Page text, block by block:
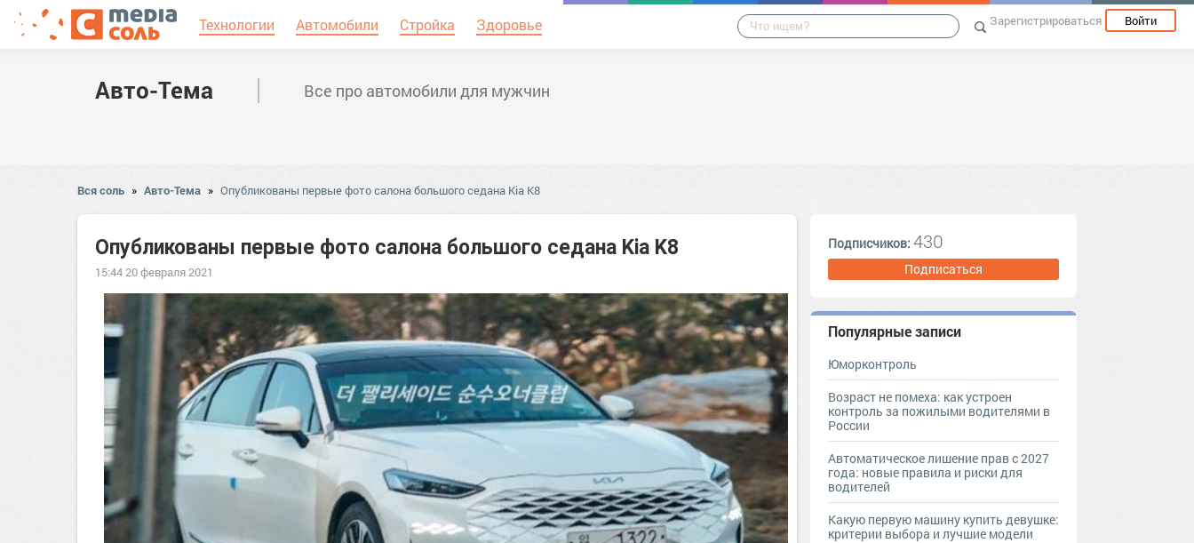
Технологии Автомобили Стройка Здоровье Зарегистрироваться Войти
Авто-Тема Все про автомобили для мужчин
Вся соль » Авто-Тема » Опубликованы первые фото салона большого седана Kia K8
Опубликованы первые фото салона большого седана Kia K8
15:44 20 февраля 2021
Подписчиков: 430
Подписаться
Популярные записи
Юморконтроль
Возраст не помеха: как устроен
контроль за пожилыми водителями в
России
Автоматическое лишение прав с 2027
года: новые правила и риски для
водителей
Какую первую машину купить девушке:
критерии выбора и лучшие модели